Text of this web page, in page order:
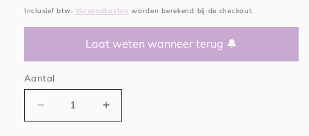
prijs
Inclusief btw. Verzendkosten worden berekend bij de checkout.
Laat weten wanneer terug 🔔
Aantal
Aantal
verlagen
Aantal
verhogen